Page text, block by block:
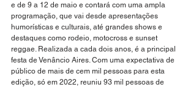
e de 9 a 12 de maio e contará com uma ampla
programação, que vai desde apresentações
humorísticas e culturais, até grandes shows e
destaques como rodeio, motocross e sunset
reggae. Realizada a cada dois anos, é a principal
festa de Venâncio Aires. Com uma expectativa de
público de mais de cem mil pessoas para esta
edição, só em 2022, reuniu 93 mil pessoas de